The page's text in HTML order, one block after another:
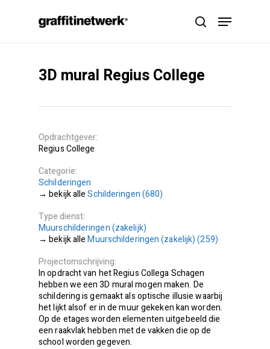
search
Menu
3D mural Regius College
Opdrachtgever
Regius College
Categorie
Schilderingen
Schilderingen (680)
Type dienst
Muurschilderingen (zakelijk)
Muurschilderingen (zakelijk) (259)
Projectomschrijving
In opdracht van het Regius Collega Schagen
hebben we een 3D mural mogen maken. De
schildering is gemaakt als optische illusie waarbij
het lijkt alsof er in de muur gekeken kan worden.
Op de etages worden elementen uitgebeeld die
een raakvlak hebben met de vakken die op de
school worden gegeven.